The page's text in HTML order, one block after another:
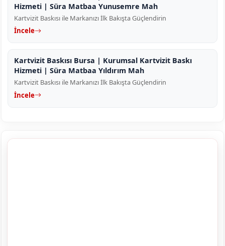
Hizmeti | Süra Matbaa Yunusemre Mah
Kartvizit Baskısı ile Markanızı İlk Bakışta Güçlendirin
İncele
Kartvizit Baskısı Bursa | Kurumsal Kartvizit Baskı
Hizmeti | Süra Matbaa Yıldırım Mah
Kartvizit Baskısı ile Markanızı İlk Bakışta Güçlendirin
İncele